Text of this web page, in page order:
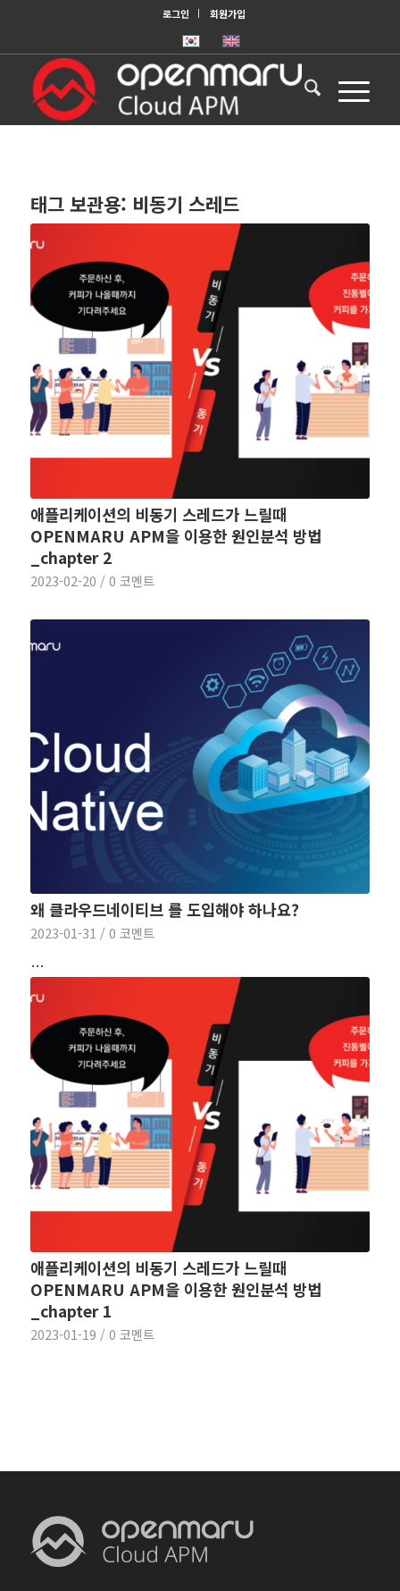
로그인 회원가입
태그 보관용: 비동기 스레드
애플리케이션의 비동기 스레드가 느릴때
OPENMARU APM을 이용한 원인분석 방법
_chapter 2
2023-02-20 / 0 코멘트
왜 클라우드네이티브 를 도입해야 하나요?
2023-01-31 / 0 코멘트
…
애플리케이션의 비동기 스레드가 느릴때
OPENMARU APM을 이용한 원인분석 방법
_chapter 1
2023-01-19 / 0 코멘트